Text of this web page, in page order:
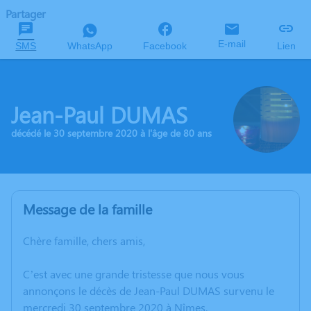
Partager
SMS WhatsApp Facebook E-mail Lien
Jean-Paul DUMAS
décédé le 30 septembre 2020 à l'âge de 80 ans
Message de la famille
Chère famille, chers amis,
C’est avec une grande tristesse que nous vous
annonçons le décès de Jean-Paul DUMAS survenu le
mercredi 30 septembre 2020 à Nîmes.